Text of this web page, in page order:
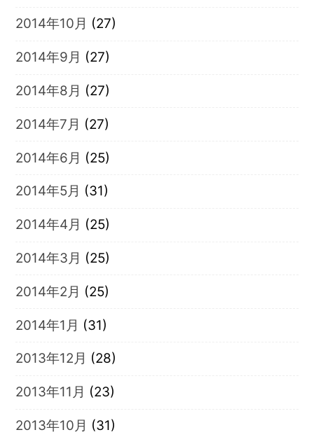
2014年10月 (27)
2014年9月 (27)
2014年8月 (27)
2014年7月 (27)
2014年6月 (25)
2014年5月 (31)
2014年4月 (25)
2014年3月 (25)
2014年2月 (25)
2014年1月 (31)
2013年12月 (28)
2013年11月 (23)
2013年10月 (31)